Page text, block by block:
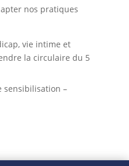
nos pratiques
vie intime et
la circulaire du 5
sensibilisation –